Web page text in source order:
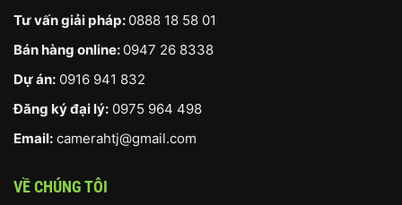
Tư vấn giải pháp: 0888 18 58 01
Bán hàng online: 0947 26 8338
Dự án: 0916 941 832
Đăng ký đại lý: 0975 964 498
Email: camerahtj@gmail.com
VỀ CHÚNG TÔI